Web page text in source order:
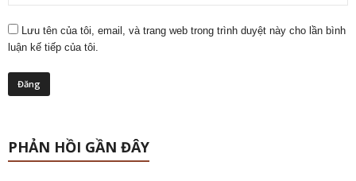
Lưu tên của tôi, email, và trang web trong trình duyệt này cho lần bình
luận kế tiếp của tôi.
PHẢN HỒI GẦN ĐÂY